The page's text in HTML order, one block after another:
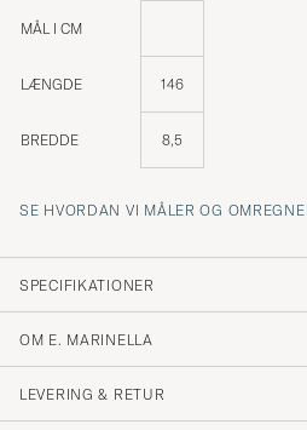
MÅL I CM
LÆNGDE 146
BREDDE 8,5
SE HVORDAN VI MÅLER OG
SPECIFIKATIONER
OM E. MARINELLA
LEVERING & RETUR